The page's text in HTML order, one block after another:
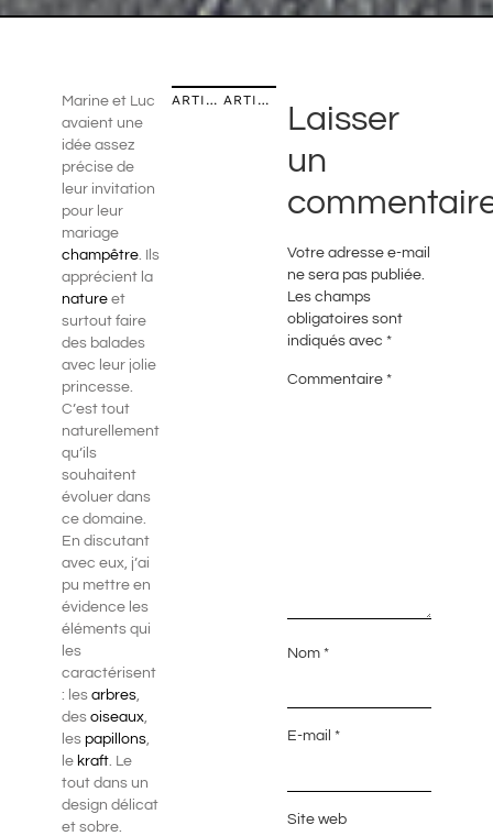
Marine et Luc
avaient une
idée assez
précise de
leur invitation
pour leur
mariage
champêtre. Ils
apprécient la
natureet
surtout faire
des balades
avec leur jolie
princesse.
C’est tout
naturellement
qu’ils
souhaitent
évoluer dans
ce domaine.
En discutant
avec eux, j’ai
pu mettre en
évidence les
éléments qui
les
caractérisent
: les arbres,
des oiseaux,
les papillons,
le kraft. Le
tout dans un
design délicat
et sobre.
ARTICLE PRÉCÉDENT ARTICLE SUIVANT
Laisser
un
Votre adresse e-mail
ne sera pas publiée.
Les champs
obligatoires sont
indiqués avec*
Commentaire*
Nom*
E-mail*
Site web